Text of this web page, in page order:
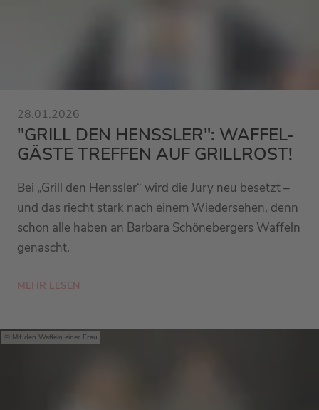
28.01.2026
"GRILL DEN HENSSLER": WAFFEL-
GÄSTE TREFFEN AUF GRILLROST!
Bei „Grill den Henssler“ wird die Jury neu besetzt –
und das riecht stark nach einem Wiedersehen, denn
schon alle haben an Barbara Schönebergers Waffeln
genascht.
MEHR LESEN
Mit den Waffeln einer Frau